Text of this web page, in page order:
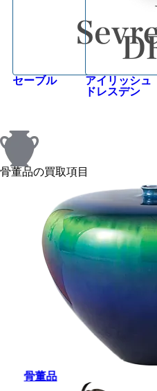
セーブル
アイリッシュ
ドレスデン
骨董品の買取項目
骨董品